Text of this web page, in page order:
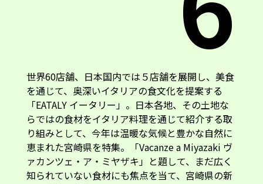
世界60店舗、日本国内では５店舗を展開し、美食
を通じて、奥深いイタリアの食文化を提案する
「EATALY イータリー」。日本各地、その土地な
らではの食材をイタリア料理を通じて紹介する取
り組みとして、今年は温暖な気候と豊かな自然に
恵まれた宮崎県を特集。「Vacanze a Miyazaki ヴ
ァカンツェ・ア・ミヤザキ」と題して、まだ広く
知られていない食材にも焦点を当て、宮崎県の新